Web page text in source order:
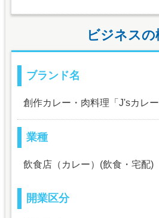
ビジネスの
ブランド名
創作カレー・肉料理「J'sカレー
業種
飲食店（カレー）(飲食・宅配)
開業区分